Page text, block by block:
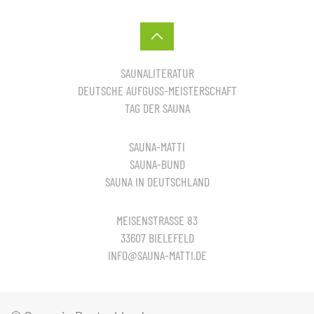
SAUNALITERATUR
DEUTSCHE AUFGUSS-MEISTERSCHAFT
TAG DER SAUNA
SAUNA-MATTI
SAUNA-BUND
SAUNA IN DEUTSCHLAND
MEISENSTRASSE 83
33607 BIELEFELD
INFO@SAUNA-MATTI.DE